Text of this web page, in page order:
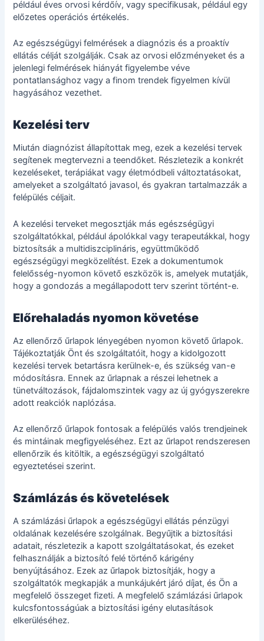
például éves orvosi kérdőív, vagy specifikusak, például egy
előzetes operációs értékelés.
Az egészségügyi felmérések a diagnózis és a proaktív
ellátás célját szolgálják. Csak az orvosi előzményeket és a
jelenlegi felmérések hiányát figyelembe véve
pontatlansághoz vagy a finom trendek figyelmen kívül
hagyásához vezethet.
Kezelési terv
Miután diagnózist állapítottak meg, ezek a kezelési tervek
segítenek megtervezni a teendőket. Részletezik a konkrét
kezeléseket, terápiákat vagy életmódbeli változtatásokat,
amelyeket a szolgáltató javasol, és gyakran tartalmazzák a
felépülés céljait.
A kezelési terveket megosztják más egészségügyi
szolgáltatókkal, például ápolókkal vagy terapeutákkal, hogy
biztosítsák a multidiszciplináris, együttműködő
egészségügyi megközelítést. Ezek a dokumentumok
felelősség-nyomon követő eszközök is, amelyek mutatják,
hogy a gondozás a megállapodott terv szerint történt-e.
Előrehaladás nyomon követése
Az ellenőrző űrlapok lényegében nyomon követő űrlapok.
Tájékoztatják Önt és szolgáltatóit, hogy a kidolgozott
kezelési tervek betartásra kerülnek-e, és szükség van-e
módosításra. Ennek az űrlapnak a részei lehetnek a
tünetváltozások, fájdalomszintek vagy az új gyógyszerekre
adott reakciók naplózása.
Az ellenőrző űrlapok fontosak a felépülés valós trendjeinek
és mintáinak megfigyeléséhez. Ezt az űrlapot rendszeresen
ellenőrzik és kitöltik, a egészségügyi szolgáltató
egyeztetései szerint.
Számlázás és követelések
A számlázási űrlapok a egészségügyi ellátás pénzügyi
oldalának kezelésére szolgálnak. Begyűjtik a biztosítási
adatait, részletezik a kapott szolgáltatásokat, és ezeket
felhasználják a biztosító felé történő kárigény
benyújtásához. Ezek az űrlapok biztosítják, hogy a
szolgáltatók megkapják a munkájukért járó díjat, és Ön a
megfelelő összeget fizeti. A megfelelő számlázási űrlapok
kulcsfontosságúak a biztosítási igény elutasítások
elkerüléséhez.